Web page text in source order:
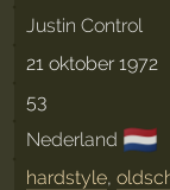
Justin Control
21 oktober 1972
53
Nederland 🇳🇱
hardstyle,